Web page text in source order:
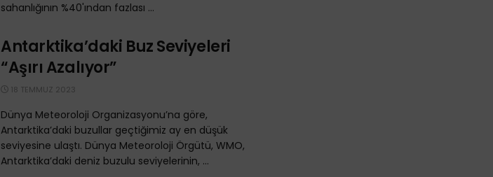
sahanlığının %40'ından fazlası ...
Antarktika’daki Buz Seviyeleri
“Aşırı Azalıyor”
18 TEMMUZ 2023
Dünya Meteoroloji Organizasyonu’na göre,
Antarktika’daki buzullar geçtiğimiz ay en düşük
seviyesine ulaştı. Dünya Meteoroloji Örgütü, WMO,
Antarktika’daki deniz buzulu seviyelerinin, ...